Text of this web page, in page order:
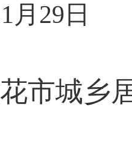
月 29 日
市城乡